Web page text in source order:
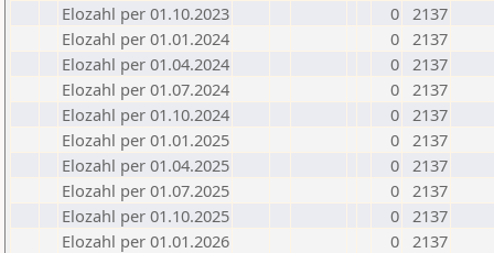
Elozahl per 01.10.2023
0 2137
Elozahl per 01.01.2024
0 2137
Elozahl per 01.04.2024
0 2137
Elozahl per 01.07.2024
0 2137
Elozahl per 01.10.2024
0 2137
Elozahl per 01.01.2025
0 2137
Elozahl per 01.04.2025
0 2137
Elozahl per 01.07.2025
0 2137
Elozahl per 01.10.2025
0 2137
Elozahl per 01.01.2026
0 2137